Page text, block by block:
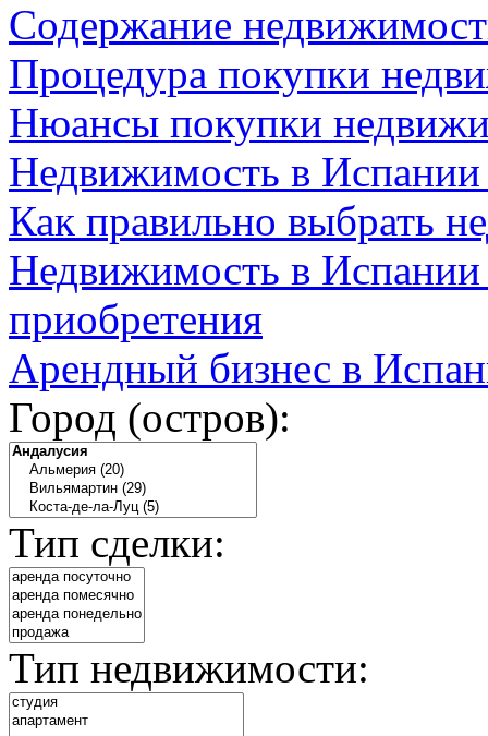
Содержание
Процедура покупки
Нюансы покупки
Недвижимость в
Как правильно выбрать
Недвижимость в Испании
приобретения
Арендный бизнес в
Город (остров):
Тип сделки:
Тип недвижимости: